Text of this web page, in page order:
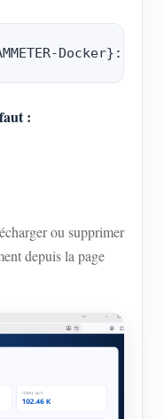
:
ou supprimer
depuis la page